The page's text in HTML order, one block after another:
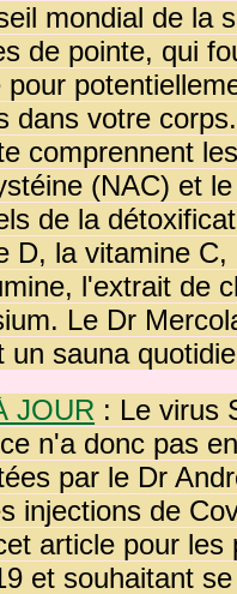
mondial de la
de pointe, qui
pour
dans votre
comprennent
(NAC) et
de la
D, la vitamine
l'extrait de
Le Dr
un sauna
JOUR : Le virus
n'a donc pas
par le Dr
injections de
article pour
et souhaitant